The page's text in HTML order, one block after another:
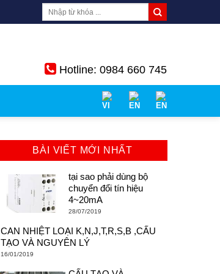
Hotline: 0984 660 745
BÀI VIẾT MỚI NHẤT
tại sao phải dùng bộ
chuyển đổi tín hiệu
4~20mA
28/07/2019
CAN NHIỆT LOẠI K,N,J,T,R,S,B ,CẤU
TẠO VÀ NGUYÊN LÝ
16/01/2019